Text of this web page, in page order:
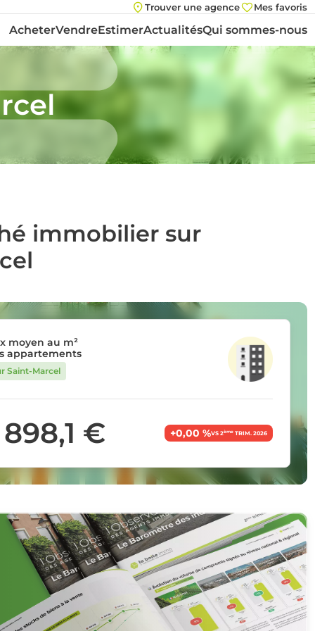
Trouver une agence Mes favoris
AcheterVendreEstimerActualitésQui sommes-nous
immobilier sur
moyen au m²
appartements
Saint-Marcel
898,1 € +0,00 %VS 2èmeTRIM. 2026